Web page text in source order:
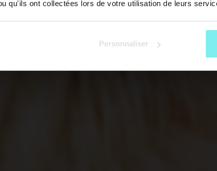
qu'ils ont collectées lors de votre utilisation de leurs
Personnaliser